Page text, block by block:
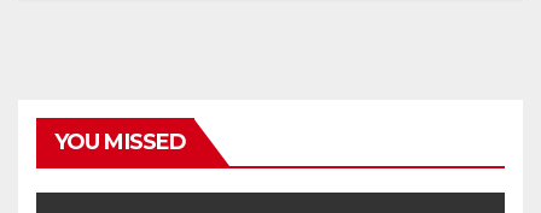
YOU MISSED